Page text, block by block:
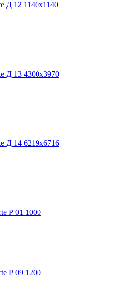
Д 12 1140х1140
Д 13 4300х3970
Д 14 6219х6716
Р 01 1000
Р 09 1200